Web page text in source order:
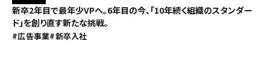
新卒2年目で最年少VPへ。6年目の今、「10年続く組織のスタンダー
ド」を創り直す新たな挑戦。
#広告事業#新卒入社